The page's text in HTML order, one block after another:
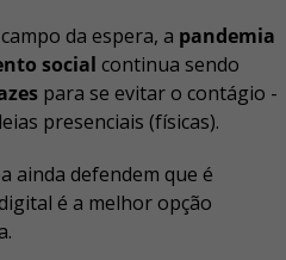
da espera, a pandemia
social continua sendo
para se evitar o contágio -
presenciais (físicas).
ainda defendem que é
é a melhor opção